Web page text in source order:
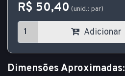
R$ 50,40 (unid.: par)
Adicionar
Dimensões Aproximadas: